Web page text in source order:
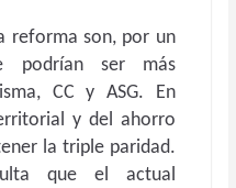
reforma son, por un
podrían ser más
CC y ASG. En
y del ahorro
la triple paridad.
que el actual